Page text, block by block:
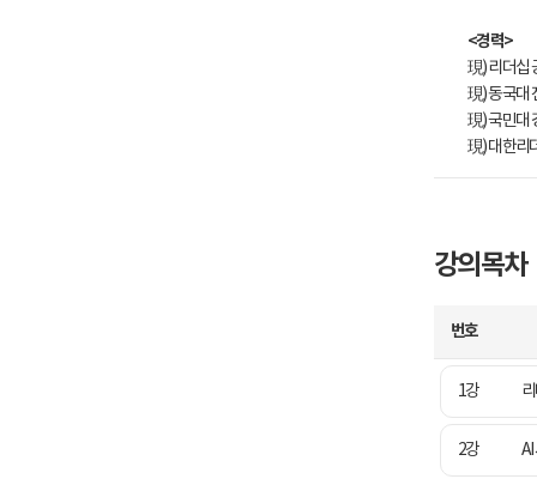
<경력>
現) 리더십
現) 동국대
現) 국민대
現)대한리
강의목차
번호
1강
2강 AI